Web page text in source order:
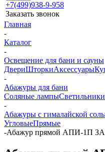
+7(499)938-9-958
Заказать звонок
Главная
-
Каталог
-
Освещение для бани и сауны
ДвериШторкиАксессуары
-
Абажуры для бани
Соляные лампыСветильники
-
Абажуры с гималайской
УгловыеПрямые
-Абажур прямой АПИ-1П